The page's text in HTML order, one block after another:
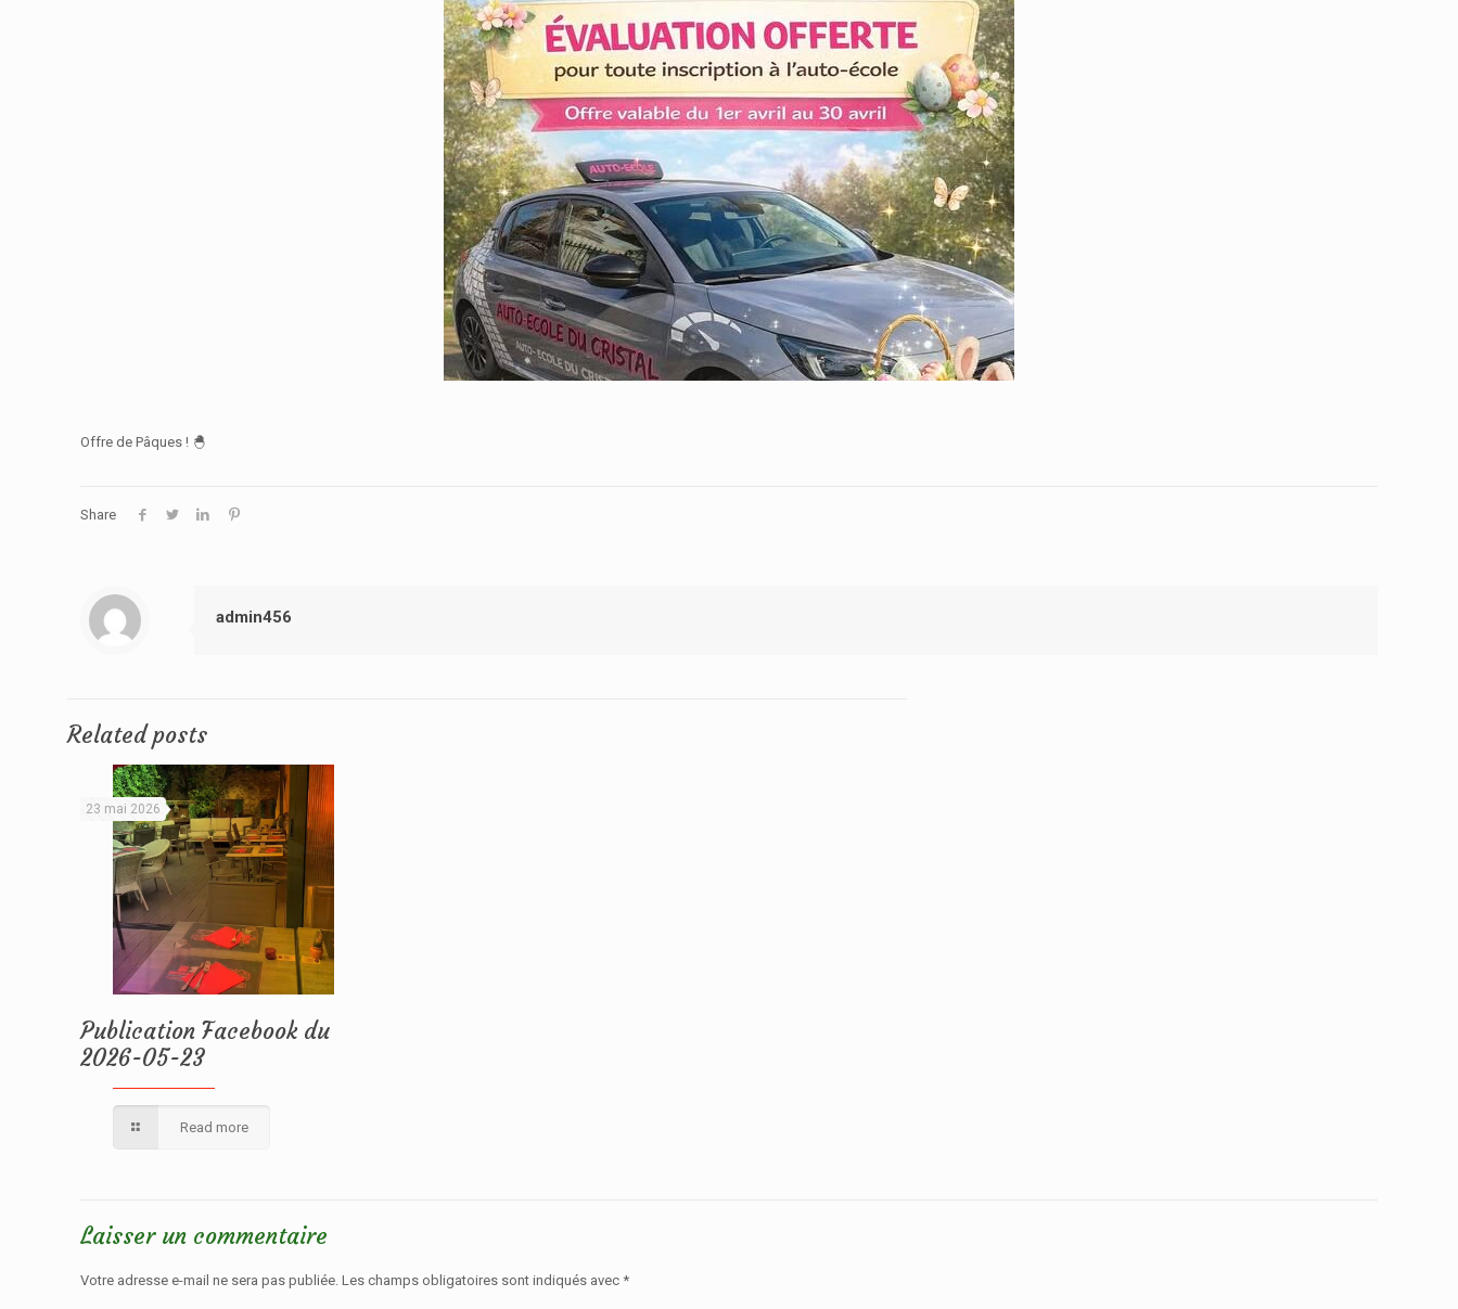
Offre de Pâques ! 🐣
Share
admin456
Related posts
23 mai 2026
Publication Facebook du
2026-05-23
Read more
Laisser un commentaire
Votre adresse e-mail ne sera pas publiée. Les champs obligatoires sont indiqués avec *